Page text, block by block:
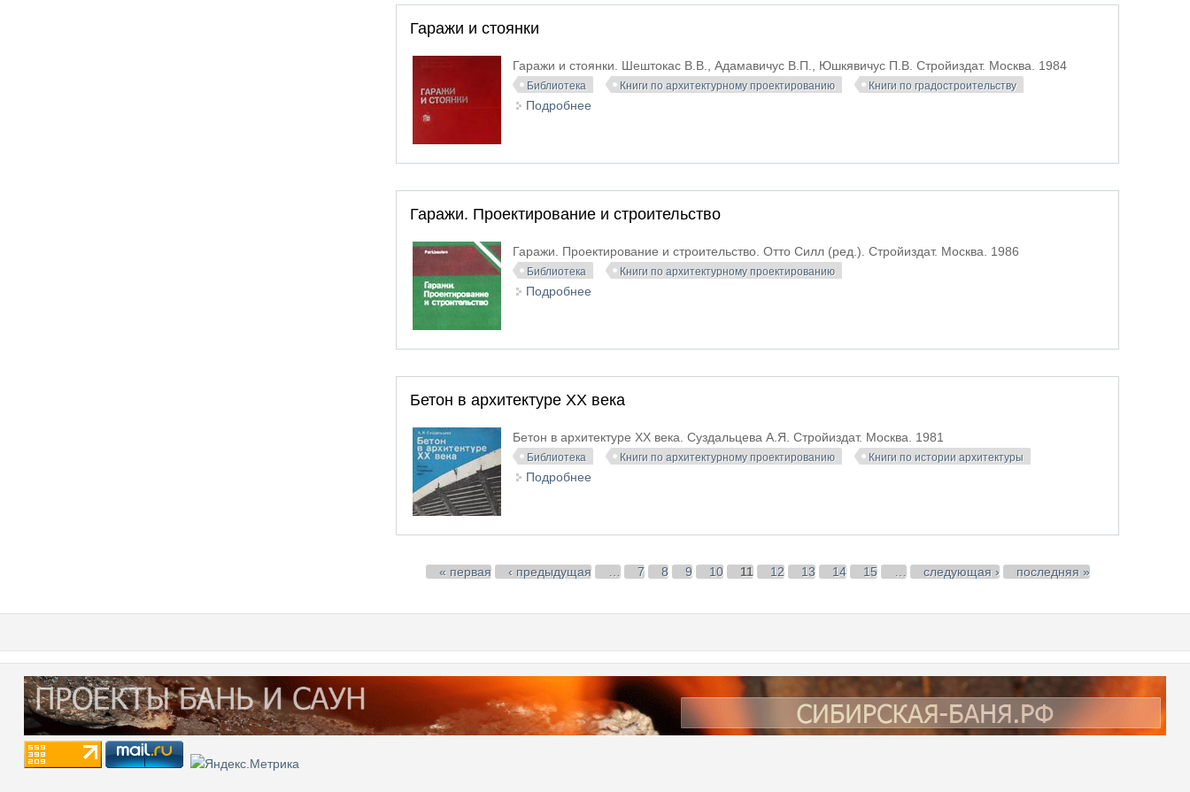
Гаражи и стоянки
Гаражи и стоянки. Шештокас В.В., Адамавичус В.П., Юшкявичус П.В. Стройиздат. Москва. 1984
Библиотека Книги по архитектурному проектированию Книги по градостроительству
Подробнее
Гаражи. Проектирование и строительство
Гаражи. Проектирование и строительство. Отто Силл (ред.). Стройиздат. Москва. 1986
Библиотека Книги по архитектурному проектированию
Подробнее
Бетон в архитектуре XX века
Бетон в архитектуре XX века. Суздальцева А.Я. Стройиздат. Москва. 1981
Библиотека Книги по архитектурному проектированию Книги по истории архитектуры
Подробнее
Страницы
« первая ‹ предыдущая 7 8 9 10 11 12 13 14 15 следующая › последняя »